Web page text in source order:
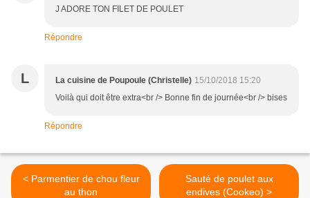
J ADORE TON FILET DE POULET
Répondre
L La cuisine de Poupoule (Christelle) 15/10/2018 15:20
Voilà qui doit être extra<br /> Bonne fin de journée<br /> bises
Répondre
< Parmentier de chou fleur
au thon
Sauté de poulet aux
endives (Cookeo) >